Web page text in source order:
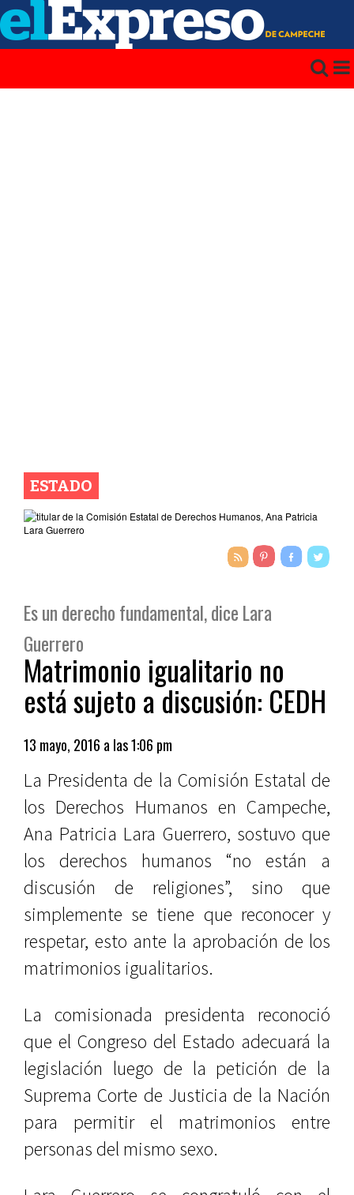
ESTADO
Es un derecho fundamental, dice Lara
Guerrero
Matrimonio igualitario no
está sujeto a discusión: CEDH
13 mayo, 2016 a las 1:06 pm
La Presidenta de la Comisión Estatal de
los Derechos Humanos en Campeche,
Ana Patricia Lara Guerrero, sostuvo que
los derechos humanos “no están a
discusión de religiones”, sino que
simplemente se tiene que reconocer y
respetar, esto ante la aprobación de los
matrimonios igualitarios.
La comisionada presidenta reconoció
que el Congreso del Estado adecuará la
legislación luego de la petición de la
Suprema Corte de Justicia de la Nación
para permitir el matrimonios entre
personas del mismo sexo.